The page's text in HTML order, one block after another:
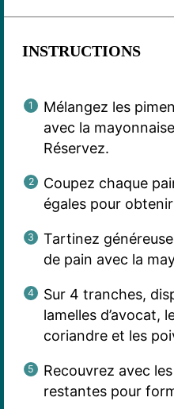
INSTRUCTIONS
Mélangez les
avec la
Réservez.
Coupez chaque
égales pour
Tartinez
de pain avec la
Sur 4 tranches,
lamelles d’avocat,
coriandre et les
Recouvrez avec
restantes pour